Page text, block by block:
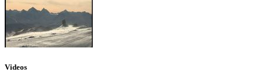
Videos